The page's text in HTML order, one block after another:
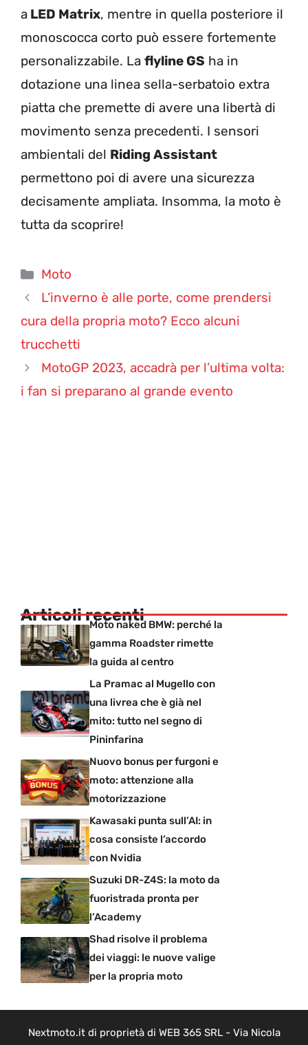
a LED Matrix, mentre in quella posteriore il
monoscocca corto può essere fortemente
personalizzabile. La flyline GS ha in
dotazione una linea sella-serbatoio extra
piatta che premette di avere una libertà di
movimento senza precedenti. I sensori
ambientali del Riding Assistant
permettono poi di avere una sicurezza
decisamente ampliata. Insomma, la moto è
tutta da scoprire!
Categorie
Moto
L’inverno è alle porte, come prendersi
cura della propria moto? Ecco alcuni
trucchetti
MotoGP 2023, accadrà per l’ultima volta:
i fan si preparano al grande evento
Articoli recentiMoto naked BMW: perché la
gamma Roadster rimette
la guida al centro
La Pramac al Mugello con
una livrea che è già nel
mito: tutto nel segno di
Pininfarina
Nuovo bonus per furgoni e
moto: attenzione alla
motorizzazione
Kawasaki punta sull’AI: in
cosa consiste l’accordo
con Nvidia
Suzuki DR-Z4S: la moto da
fuoristrada pronta per
l’Academy
Shad risolve il problema
dei viaggi: le nuove valige
per la propria moto
Nextmoto.it di proprietà di WEB 365 SRL - Via Nicola